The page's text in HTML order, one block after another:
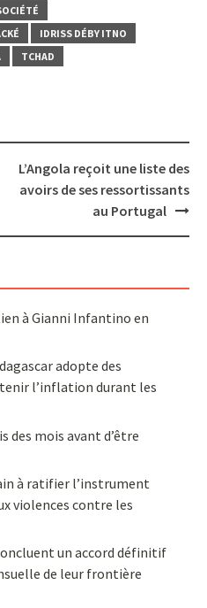
IDRISS DÉBY ITNO
TCHAD
L’Angola reçoit une liste des
avoirs de ses ressortissants
au Portugal
à Gianni Infantino en
adopte des
l’inflation durant les
des mois avant d’être
à ratifier l’instrument
violences contre les
un accord définitif
de leur frontière